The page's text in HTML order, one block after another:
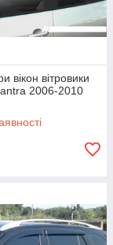
вікон вітровики
2006-2010